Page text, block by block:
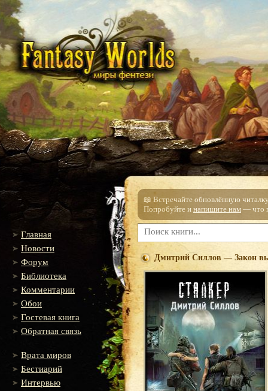
Главная
Новости
Форум
Библиотека
Комментарии
Обои
Гостевая книга
Обратная связь
Врата миров
Бестиарий
Интервью
📖 Встречайте обновлённую
Попробуйте и напишите нам — что
Дмитрий Силлов — Закон